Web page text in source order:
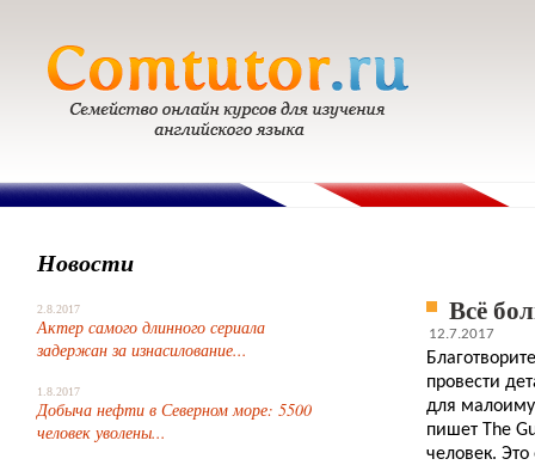
Новости
2.8.2017
Актер самого длинного сериала
задержан за изнасилование...
1.8.2017
Добыча нефти в Северном море: 5500
человек уволены...
Всё
12.7.2017
провести
для
пишет The
человек.